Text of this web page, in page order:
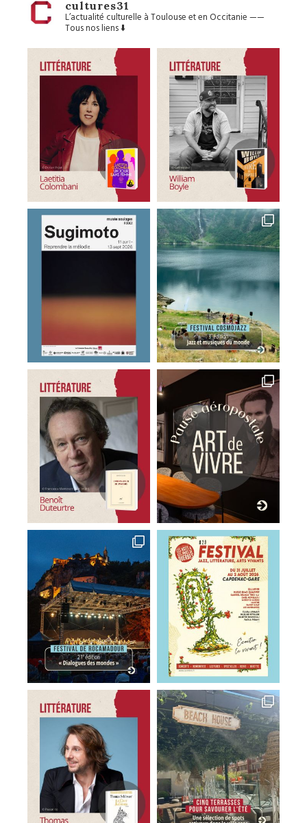
cultures31
L’actualité culturelle à Toulouse et en Occitanie——
Tous nos liens ⬇️